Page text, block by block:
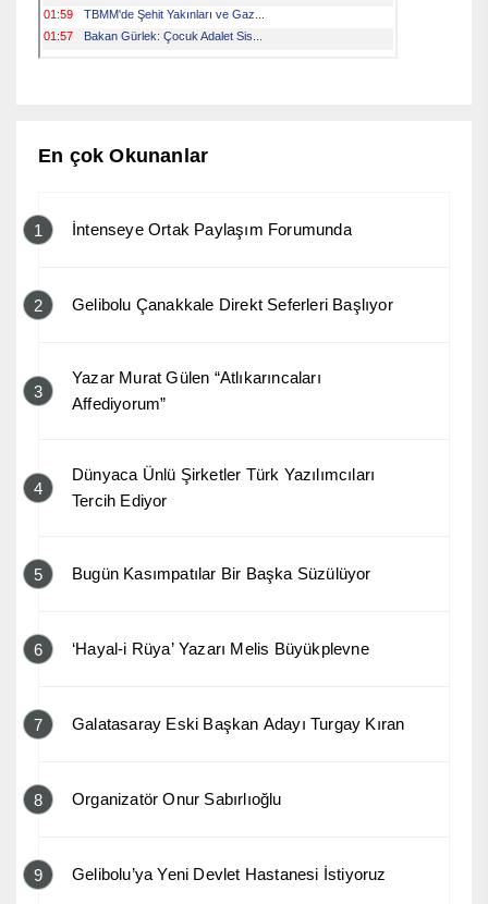
En çok Okunanlar
1 İntenseye Ortak Paylaşım Forumunda
2 Gelibolu Çanakkale Direkt Seferleri Başlıyor
3
Yazar Murat Gülen “Atlıkarıncaları
Affediyorum”
4
Dünyaca Ünlü Şirketler Türk Yazılımcıları
Tercih Ediyor
5 Bugün Kasımpatılar Bir Başka Süzülüyor
6 ‘Hayal-i Rüya’ Yazarı Melis Büyükplevne
7 Galatasaray Eski Başkan Adayı Turgay Kıran
8 Organizatör Onur Sabırlıoğlu
9 Gelibolu’ya Yeni Devlet Hastanesi İstiyoruz